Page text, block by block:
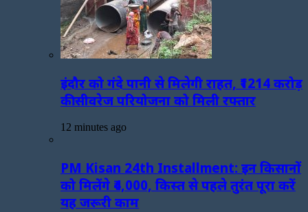
इंदौर को गंदे पानी से मिलेगी राहत, ₹1214 करोड़
की सीवरेज परियोजना को मिली रफ्तार
12 minutes ago
PM Kisan 24th Installment: इन किसानों
को मिलेंगे ₹4,000, किस्त से पहले तुरंत पूरा करें
यह जरूरी काम